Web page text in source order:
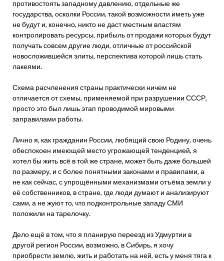
противостоять западному давлению, отдельные же
государства, осколки России, такой возможности иметь уже
не будут и, конечно, никто не даст местным властям
контролировать ресурсы, прибыль от продажи которых будут
получать совсем другие люди, отличные от российской
новосложившейся элиты, перспектива которой лишь стать
лакеями.
Схема расчленения страны практически ничем не
отличается от схемы, применяемой при разрушении СССР,
просто это был лишь этап проводимой мировыми
заправилами работы.
Лично я, как гражданин России, любящий свою Родину, очень
обеспокоен имеющей место угрожающей тенденцией, я
хотел бы жить всё в той же стране, может быть даже большей
по размеру, и с более понятными законами и правилами, а
не как сейчас, с упрощёнными механизмами отъёма земли у
её собственников, в стране, где люди думают и анализируют
сами, а не жуют то, что подконтрольные западу СМИ
положили на тарелочку.
Дело ещё в том, что я планирую переезд из Удмуртии в
другой регион России, возможно, в Сибирь, я хочу
приобрести землю, жить и работать на ней, есть у меня тяга к